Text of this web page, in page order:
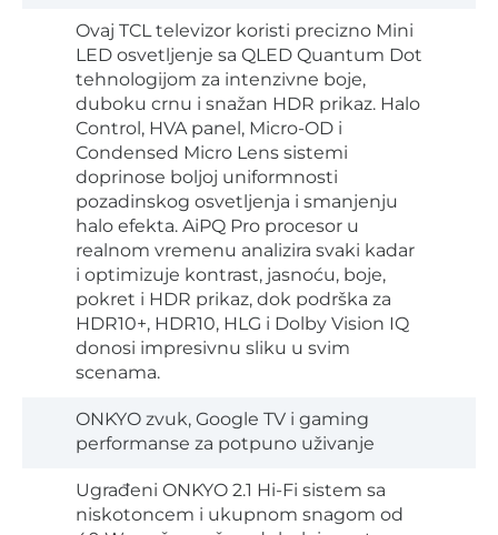
Ovaj TCL televizor koristi precizno Mini
LED osvetljenje sa QLED Quantum Dot
tehnologijom za intenzivne boje,
duboku crnu i snažan HDR prikaz. Halo
Control, HVA panel, Micro-OD i
Condensed Micro Lens sistemi
doprinose boljoj uniformnosti
pozadinskog osvetljenja i smanjenju
halo efekta. AiPQ Pro procesor u
realnom vremenu analizira svaki kadar
i optimizuje kontrast, jasnoću, boje,
pokret i HDR prikaz, dok podrška za
HDR10+, HDR10, HLG i Dolby Vision IQ
donosi impresivnu sliku u svim
scenama.
ONKYO zvuk, Google TV i gaming
performanse za potpuno uživanje
Ugrađeni ONKYO 2.1 Hi-Fi sistem sa
niskotoncem i ukupnom snagom od